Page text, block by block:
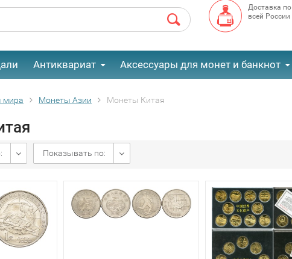
Доставка по
всей России
Антиквариат Аксессуары для монет и банкнот
мира Монеты Азии Монеты Китая
Показывать по: